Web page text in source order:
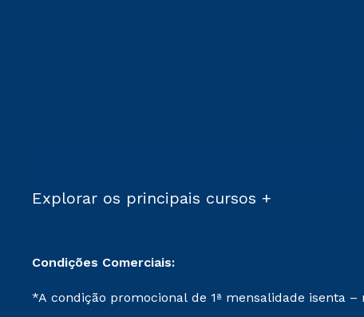
Explorar os principais cursos +
Condições Comerciais:
*A condição promocional de 1ª mensalidade isenta